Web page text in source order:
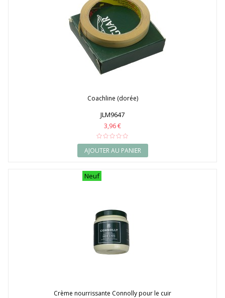
Coachline (dorée)
JLM9647
3,96 €
AJOUTER AU PANIER
Neuf
Crème nourrissante Connolly pour le cuir